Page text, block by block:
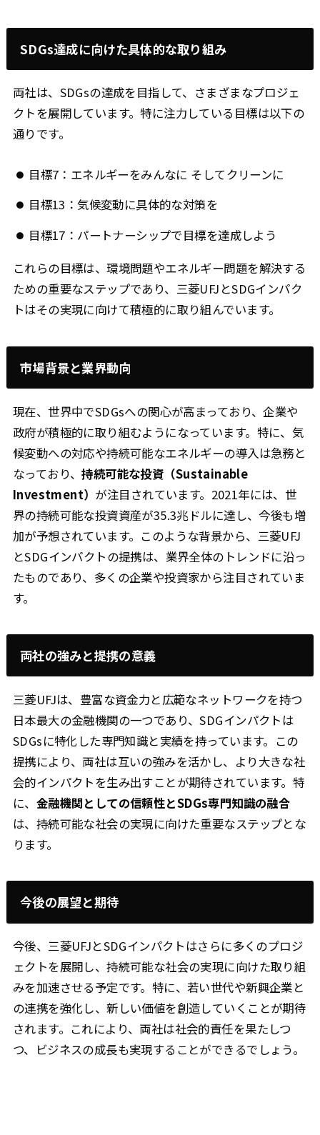
SDGs達成に向けた具体的な取り組み
両社は、SDGsの達成を目指して、さまざまなプロジェ
クトを展開しています。特に注力している目標は以下の
通りです。
目標7：エネルギーをみんなに そしてクリーンに
目標13：気候変動に具体的な対策を
目標17：パートナーシップで目標を達成しよう
これらの目標は、環境問題やエネルギー問題を解決する
ための重要なステップであり、三菱UFJとSDGインパク
トはその実現に向けて積極的に取り組んでいます。
市場背景と業界動向
現在、世界中でSDGsへの関心が高まっており、企業や
政府が積極的に取り組むようになっています。特に、気
候変動への対応や持続可能なエネルギーの導入は急務と
なっており、持続可能な投資（Sustainable
Investment） が注目されています。2021年には、世
界の持続可能な投資資産が35.3兆ドルに達し、今後も増
加が予想されています。このような背景から、三菱UFJ
とSDGインパクトの提携は、業界全体のトレンドに沿っ
たものであり、多くの企業や投資家から注目されていま
す。
両社の強みと提携の意義
三菱UFJは、豊富な資金力と広範なネットワークを持つ
日本最大の金融機関の一つであり、SDGインパクトは
SDGsに特化した専門知識と実績を持っています。この
提携により、両社は互いの強みを活かし、より大きな社
会的インパクトを生み出すことが期待されています。特
に、 金融機関としての信頼性とSDGs専門知識の融合
は、持続可能な社会の実現に向けた重要なステップとな
ります。
今後の展望と期待
今後、三菱UFJとSDGインパクトはさらに多くのプロジ
ェクトを展開し、持続可能な社会の実現に向けた取り組
みを加速させる予定です。特に、若い世代や新興企業と
の連携を強化し、新しい価値を創造していくことが期待
されます。これにより、両社は社会的責任を果たしつ
つ、ビジネスの成長も実現することができるでしょう。